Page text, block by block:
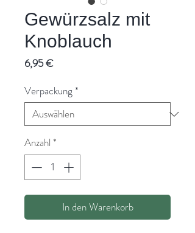
Gewürzsalz mit
Knoblauch
6,95 €Preis
Verpackung *
Anzahl *
In den Warenkorb